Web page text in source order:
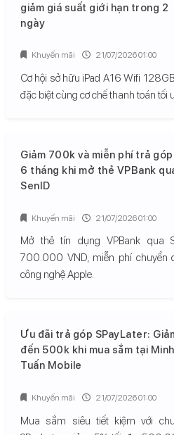
giảm giá suất giới hạn trong 2
ngày
Cơ hội sở hữu iPad A16 Wifi
đặc biệt cùng cơ chế thanh toán tối
Khuyến mãi 21/07/2026 01:00
Giảm 700k và miễn phí trả góp
6 tháng khi mở thẻ VPBank
SenID
Mở thẻ tín dụng VPBank qua
700.000 VND, miễn phí chuyển
công nghệ Apple.
Khuyến mãi 21/07/2026 01:00
Ưu đãi trả góp SPayLater:
đến 500k khi mua sắm tại Minh
Tuấn Mobile
Mua sắm siêu tiết kiệm với
Khuyến mãi 21/07/2026 01:00